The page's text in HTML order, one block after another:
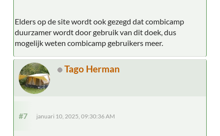
Elders op de site wordt ook gezegd dat combicamp
duurzamer wordt door gebruik van dit doek, dus
mogelijk weten combicamp gebruikers meer.
Tago Herman
#7 januari 10, 2025, 09:30:36 AM